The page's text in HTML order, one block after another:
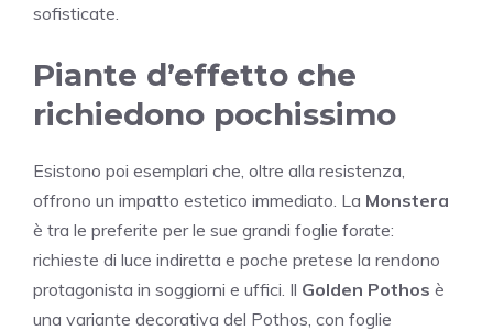
sofisticate.
Piante d’effetto che
richiedono pochissimo
Esistono poi esemplari che, oltre alla resistenza,
offrono un impatto estetico immediato. La Monstera
è tra le preferite per le sue grandi foglie forate:
richieste di luce indiretta e poche pretese la rendono
protagonista in soggiorni e uffici. Il Golden Pothos è
una variante decorativa del Pothos, con foglie